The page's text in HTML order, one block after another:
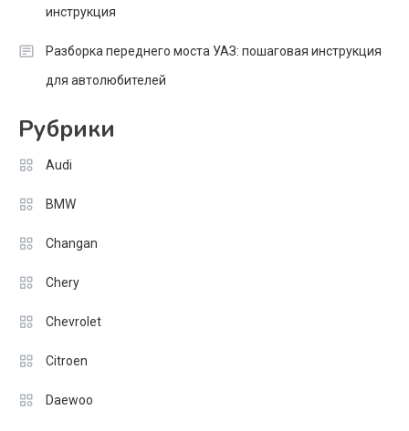
инструкция
Разборка переднего моста УАЗ: пошаговая инструкция
для автолюбителей
Рубрики
Audi
BMW
Changan
Chery
Chevrolet
Citroen
Daewoo